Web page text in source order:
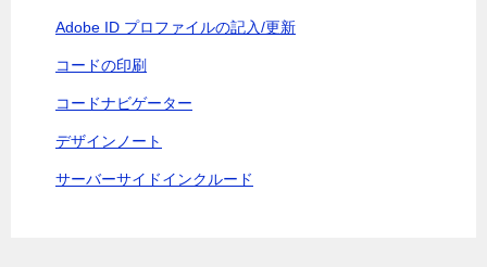
Adobe ID プロファイルの記入/更新
コードの印刷
コードナビゲーター
デザインノート
サーバーサイドインクルード